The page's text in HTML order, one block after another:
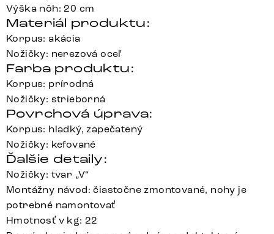
Výška nôh: 20 cm
Materiál produktu:
Korpus: akácia
Nožičky: nerezová oceľ
Farba produktu:
Korpus: prírodná
Nožičky: strieborná
Povrchová úprava:
Korpus: hladký, zapečatený
Nožičky: kefované
Ďalšie detaily:
Nožičky: tvar „V“
Montážny návod: čiastočne zmontované, nohy je
potrebné namontovať
Hmotnosť v kg: 22